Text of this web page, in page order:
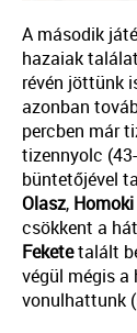
A második
hazaiak
révén jöttünk
azonban
percben már
tizennyolc
büntetőjével
Olasz, Homoki
csökkent a
Feketetalált
végül mégis a
vonulhattunk